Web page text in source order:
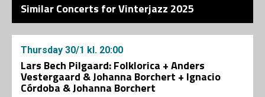
Similar Concerts for Vinterjazz 2025
Thursday 30/1 kl. 20:00
Lars Bech Pilgaard: Folklorica + Anders
Vestergaard & Johanna Borchert + Ignacio
Córdoba & Johanna Borchert